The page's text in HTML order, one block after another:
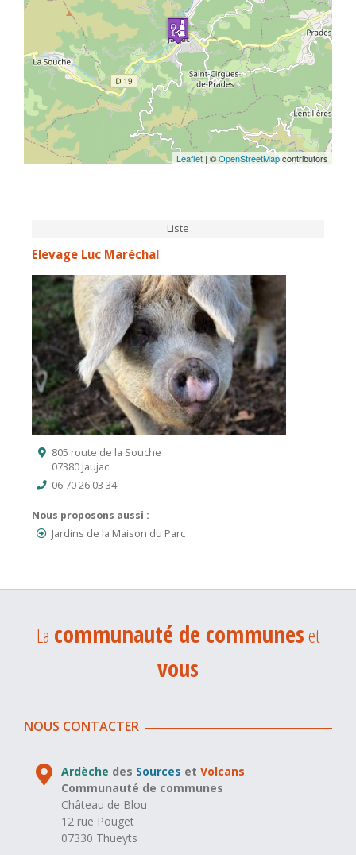
Leaflet | ©OpenStreetMapcontributors
Liste
Elevage Luc Maréchal
805 route de la Souche
07380 Jaujac
06 70 26 03 34
Nous proposons aussi :
Jardins de la Maison du Parc
La communauté de communeset
vous
NOUS CONTACTER
Ardèche des Sources etVolcans
Communauté de communes
Château de Blou
12 rue Pouget
07330 Thueyts